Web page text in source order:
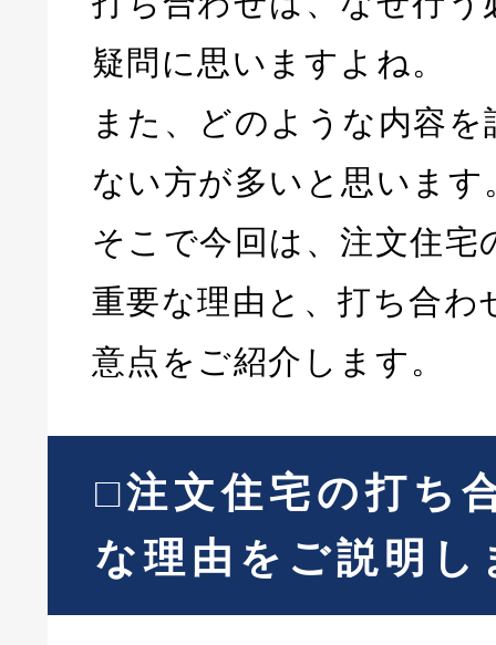
疑問に思いますよね。
また、どのような内容
ない方が多いと思います
そこで今回は、注文住宅
重要な理由と、打ち合わ
意点をご紹介します。
□注文住宅の打ち
な理由をご説明し